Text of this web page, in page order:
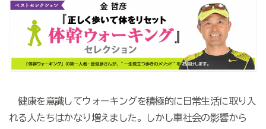
健康を意識してウォーキングを積極的に日常生活に取り入
れる人たちはかなり増えました。しかし車社会の影響から